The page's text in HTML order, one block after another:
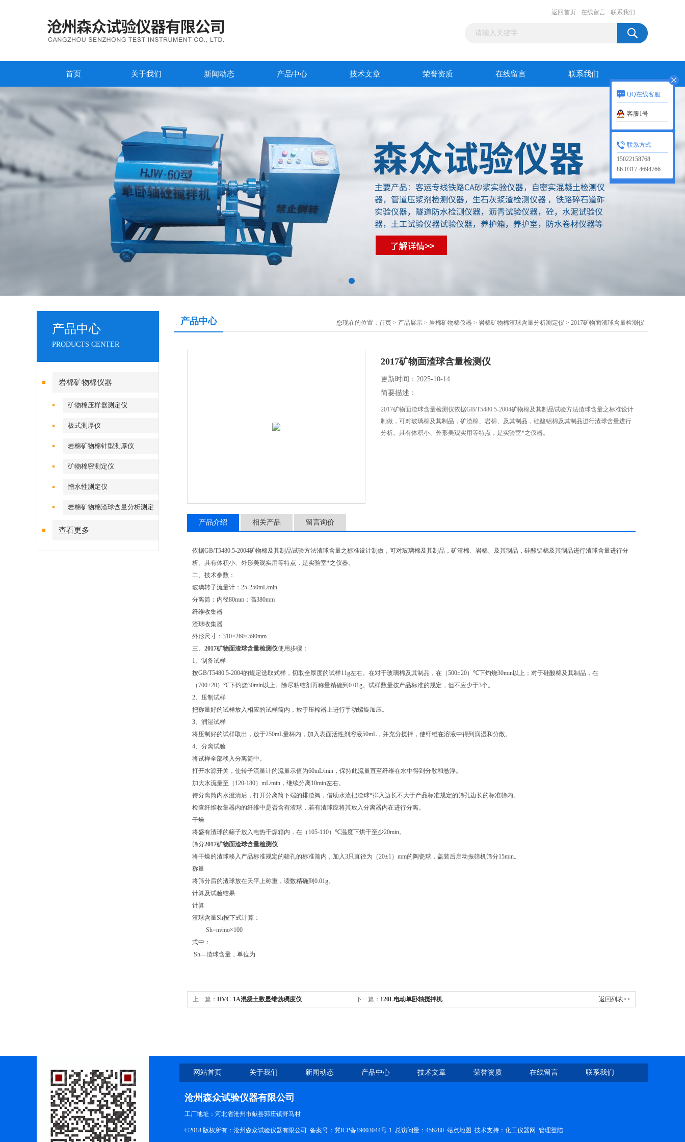
返回首页 在线留言 联系我们
首页 关于我们 新闻动态 产品中心 技术文章 荣誉资质 在线留言 联系我们
产品中心
PRODUCTS CENTER
岩棉矿物棉仪器
矿物棉压样器测定仪
板式测厚仪
岩棉矿物棉针型测厚仪
矿物棉密测定仪
憎水性测定仪
岩棉矿物棉渣球含量分析测定
查看更多
产品中心 您现在的位置： 首页 > 产品展示 > 岩棉矿物棉仪器 > 岩棉矿物棉渣球含量分析测定仪 > 2017矿物面渣球含量检测仪
2017矿物面渣球含量检测仪
更新时间：2025-10-14
简要描述：
2017矿物面渣球含量检测仪依据GB/T5480.5-2004矿物棉及其制品试验方法渣球含量之标准设计
制做，可对玻璃棉及其制品，矿渣棉、岩棉、及其制品，硅酸铝棉及其制品进行渣球含量进行
分析。具有体积小、外形美观实用等特点，是实验室*之仪器。
产品介绍 相关产品 留言询价
依据GB/T5480.5-2004矿物棉及其制品试验方法渣球含量之标准设计制做，可对玻璃棉及其制品，矿渣棉、岩棉、及其制品，硅酸铝棉及其制品进行渣球含量进行分
析。具有体积小、外形美观实用等特点，是实验室*之仪器。
二、技术参数：
玻璃转子流量计： 25-250mL/min
分离筒：内径80mm ；高380mm
纤维收集器
渣球收集器
外形尺寸： 310×260×590mm
三、 2017矿物面渣球含量检测仪使用步骤：
1、制备试样
按GB/T5480.5-2004的规定选取式样，切取全厚度的试样11g左右。在对于玻璃棉及其制品，在（500±20） ℃下灼烧30min以上；对于硅酸棉及其制品，在
（700±20） ℃下灼烧30min以上。除尽粘结剂再称量精确到 0.01g。试样数量按产品标准的规定，但不应少于3个。
2、压制试样
把称量好的试样放入相应的试样筒内，放于压榨器上进行手动螺旋加压。
3、润湿试样
将压制好的试样取出，放于250mL量杯内，加入表面活性剂溶液50mL ，并充分搅拌，使纤维在溶液中得到润湿和分散。
4、分离试验
将试样全部移入分离筒中。
打开水源开关，使转子流量计的流量示值为60mL/min ，保持此流量直至纤维在水中得到分散和悬浮。
加大水流量至（ 120-180） mL/min ，继续分离10min左右。
待分离筒内水澄清后，打开分离筒下端的排渣阀，借助水流把渣球*排入边长不大于产品标准规定的筛孔边长的标准筛内。
检查纤维收集器内的纤维中是否含有渣球，若有渣球应将其放入分离器内在进行分离。
干燥
将盛有渣球的筛子放入电热干燥箱内，在（ 105-110） ℃温度下烘干至少20min。
筛分2017矿物面渣球含量检测仪
将干燥的渣球移入产品标准规定的筛孔的标准筛内，加入3只直径为（20±1 ） mm的陶瓷球，盖装后启动振筛机筛分15min。
称量
将筛分后的渣球放在天平上称重，读数精确到 0.01g。
计算及试验结果
计算
渣球含量Sh按下式计算：
Sh=m/mo×100
式中：
Sh—渣球含量，单位为
上一篇： HVC-1A混凝土数显维勃稠度仪 下一篇： 120L电动单卧轴搅拌机 返回列表>>
网站首页 关于我们 新闻动态 产品中心 技术文章 荣誉资质 在线留言 联系我们
沧州森众试验仪器有限公司
工厂地址：河北省沧州市献县郭庄镇野马村
©2018 版权所有：沧州森众试验仪器有限公司 备案号： 冀ICP备19003044号-1 总访问量：456280 站点地图 技术支持： 化工仪器网 管理登陆
QQ在线客服
客服1号
联系方式
15022158768
86-0317-4694766